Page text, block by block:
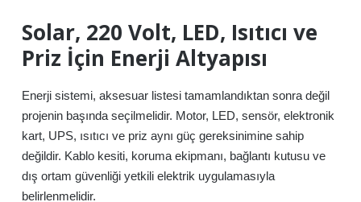
Solar, 220 Volt, LED, Isıtıcı ve
Priz İçin Enerji Altyapısı
Enerji sistemi, aksesuar listesi tamamlandıktan sonra değil
projenin başında seçilmelidir. Motor, LED, sensör, elektronik
kart, UPS, ısıtıcı ve priz aynı güç gereksinimine sahip
değildir. Kablo kesiti, koruma ekipmanı, bağlantı kutusu ve
dış ortam güvenliği yetkili elektrik uygulamasıyla
belirlenmelidir.